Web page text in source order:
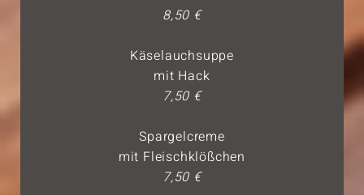
8,50 €
Käselauchsuppe
mit Hack
7,50 €
Spargelcreme
mit Fleischklößchen
7,50 €